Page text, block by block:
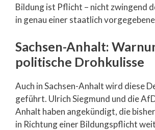
Bildung ist Pflicht – nicht zwingend
in genau einer staatlich
Sachsen-Anhalt:
politische Drohkulisse
Auch in Sachsen-Anhalt wird diese
geführt. Ulrich Siegmund und die
Anhalt haben angekündigt, die
in Richtung einer Bildungspflicht